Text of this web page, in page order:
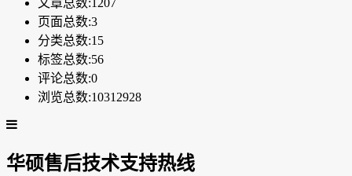
文章总数:1207
页面总数:3
分类总数:15
标签总数:56
评论总数:0
浏览总数:10312928
华硕售后技术支持热线